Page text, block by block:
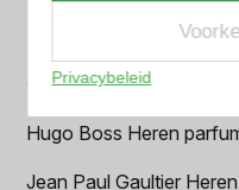
Dior Heren parfum
Geurpakket
Hugo Boss Heren
Jean Paul Gaultier
Privacybeleid